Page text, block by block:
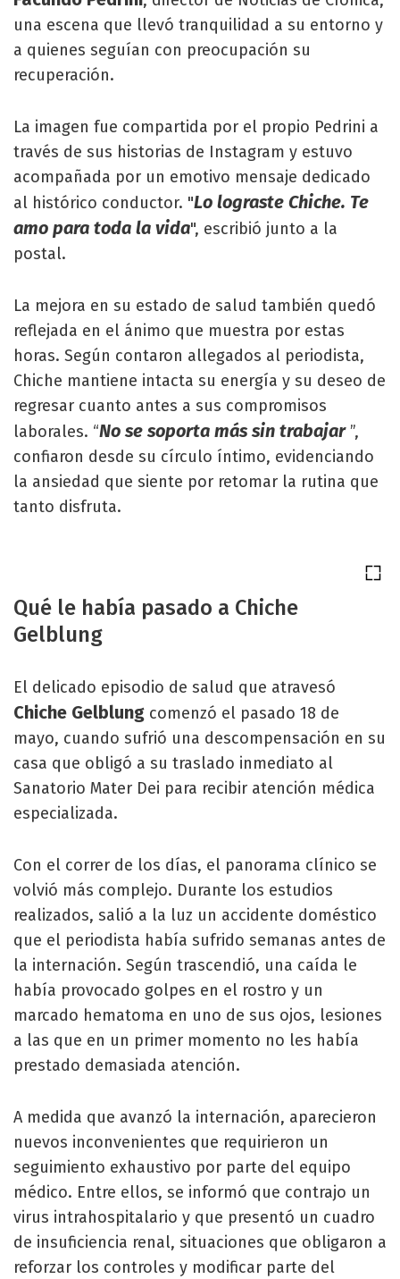
una escena que llevó tranquilidad a su entorno y
a quienes seguían con preocupación su
recuperación.
La imagen fue compartida por el propio Pedrini a
través de sus historias de Instagram y estuvo
acompañada por un emotivo mensaje dedicado
al histórico conductor. "Lo lograste Chiche. Te
amo para toda la vida", escribió junto a la
postal.
La mejora en su estado de salud también quedó
reflejada en el ánimo que muestra por estas
horas. Según contaron allegados al periodista,
Chiche mantiene intacta su energía y su deseo de
regresar cuanto antes a sus compromisos
laborales. “No se soporta más sin trabajar”,
confiaron desde su círculo íntimo, evidenciando
la ansiedad que siente por retomar la rutina que
tanto disfruta.
Qué le había pasado a Chiche
Gelblung
El delicado episodio de salud que atravesó
Chiche Gelblung comenzó el pasado 18 de
mayo, cuando sufrió una descompensación en su
casa que obligó a su traslado inmediato al
Sanatorio Mater Dei para recibir atención médica
especializada.
Con el correr de los días, el panorama clínico se
volvió más complejo. Durante los estudios
realizados, salió a la luz un accidente doméstico
que el periodista había sufrido semanas antes de
la internación. Según trascendió, una caída le
había provocado golpes en el rostro y un
marcado hematoma en uno de sus ojos, lesiones
a las que en un primer momento no les había
prestado demasiada atención.
A medida que avanzó la internación, aparecieron
nuevos inconvenientes que requirieron un
seguimiento exhaustivo por parte del equipo
médico. Entre ellos, se informó que contrajo un
virus intrahospitalario y que presentó un cuadro
de insuficiencia renal, situaciones que obligaron a
reforzar los controles y modificar parte del